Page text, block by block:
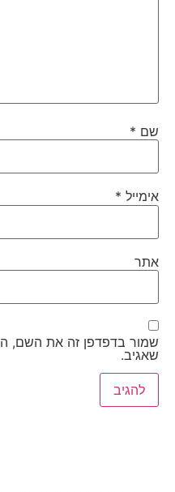
שם *
אימייל *
אתר
שמור בדפדפן זה את השם,
שאגיב.